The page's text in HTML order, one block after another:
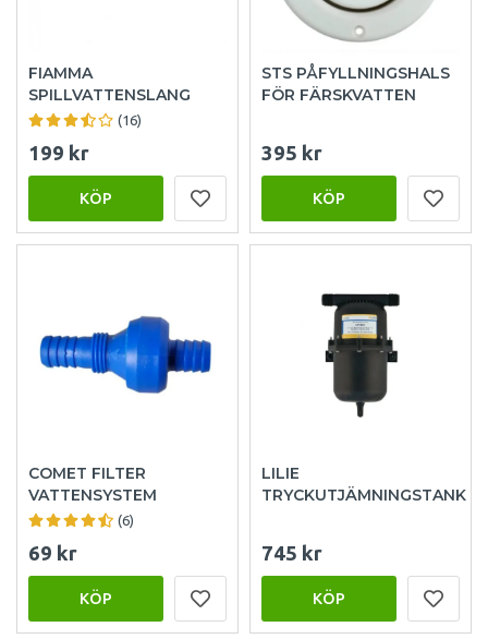
FIAMMA
SPILLVATTENSLANG
(16)
199 kr
KÖP
STS PÅFYLLNINGSHALS
FÖR FÄRSKVATTEN
395 kr
KÖP
COMET FILTER
VATTENSYSTEM
(6)
69 kr
KÖP
LILIE
TRYCKUTJÄMNINGSTANK
745 kr
KÖP